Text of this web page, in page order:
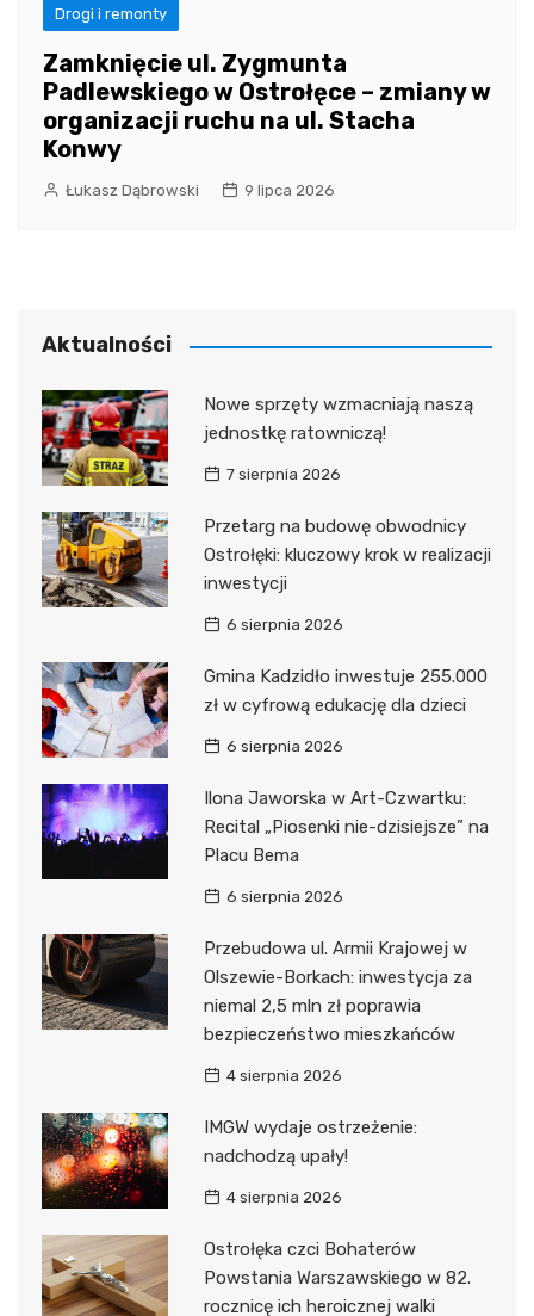
Drogi i remonty
Zamknięcie ul. Zygmunta
Padlewskiego w Ostrołęce – zmiany w
organizacji ruchu na ul. Stacha
Konwy
Łukasz Dąbrowski 9 lipca 2026
Aktualności
Nowe sprzęty wzmacniają naszą
jednostkę ratowniczą!
7 sierpnia 2026
Przetarg na budowę obwodnicy
Ostrołęki: kluczowy krok w realizacji
inwestycji
6 sierpnia 2026
Gmina Kadzidło inwestuje 255.000
zł w cyfrową edukację dla dzieci
6 sierpnia 2026
Ilona Jaworska w Art-Czwartku:
Recital „Piosenki nie-dzisiejsze” na
Placu Bema
6 sierpnia 2026
Przebudowa ul. Armii Krajowej w
Olszewie-Borkach: inwestycja za
niemal 2,5 mln zł poprawia
bezpieczeństwo mieszkańców
4 sierpnia 2026
IMGW wydaje ostrzeżenie:
nadchodzą upały!
4 sierpnia 2026
Ostrołęka czci Bohaterów
Powstania Warszawskiego w 82.
rocznicę ich heroicznej walki